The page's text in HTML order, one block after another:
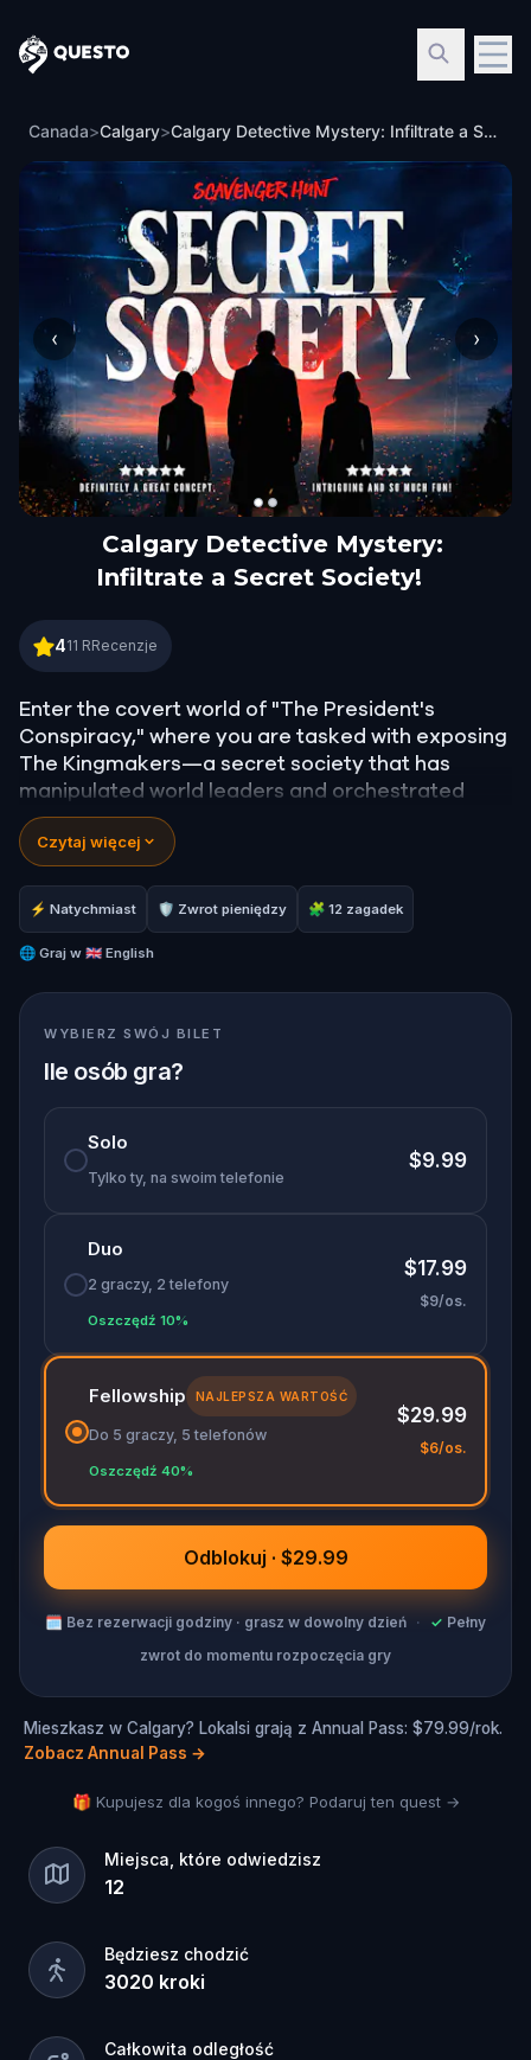
Questo
Canada>Calgary> Calgary Detective Mystery: Infiltrate a Secret Society!
‹ ›
Calgary Detective Mystery:
Infiltrate a Secret Society!
Calgary Detective Mystery: Infiltrate a Secret
411 RRecenzje
Enter the covert world of "The President's
Conspiracy," where you are tasked with exposing
The Kingmakers—a secret society that has
manipulated world leaders and orchestrated
global events from the shadows for centuries. A
whistleblower has come forward with alarming
information, thrusting you into a high-stakes
game of deceit.
Your mission: stay one step ahead, decode the
secrets, and unravel the conspiracy before their
Will you be the one to expose the truth and save
the world from an invisible tyranny?
Oh... and don't forget to say
Czytaj więcej
⚡ Natychmiast 🛡 Zwrot pieniędzy 🧩 12 zagadek
🌐 Graj w 🇬🇧 English
WYBIERZ SWÓJ BILET
Ile osób gra?
Solo
Tylko ty, na swoim telefonie
$9.99
Duo
2 graczy, 2 telefony
Oszczędź 10%
$17.99
$9/os.
Fellowship NAJLEPSZA WARTOŚĆ
Do 5 graczy, 5 telefonów
Oszczędź 40%
$29.99
$6/os.
Odblokuj · $29.99
🗓 Bez rezerwacji godziny · grasz w dowolny dzień · ✓ Pełny
zwrot do momentu rozpoczęcia gry
Mieszkasz w Calgary? Lokalsi grają z Annual Pass: $79.99/rok.
Zobacz Annual Pass →
🎁 Kupujesz dla kogoś innego? Podaruj ten quest →
Miejsca, które odwiedzisz
12
Będziesz chodzić
3020 kroki
Całkowita odległość